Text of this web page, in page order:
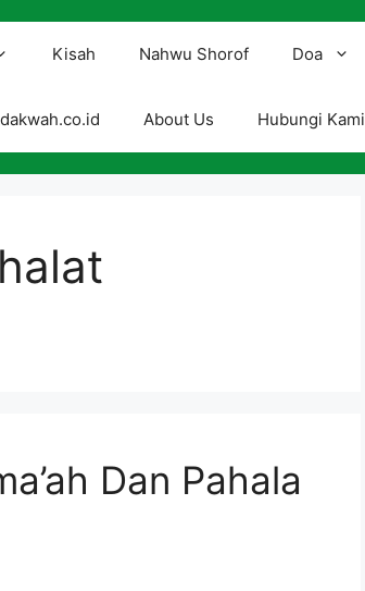
Kisah Nahwu Shorof Doa
About Us Hubungi Kami
Dan Pahala